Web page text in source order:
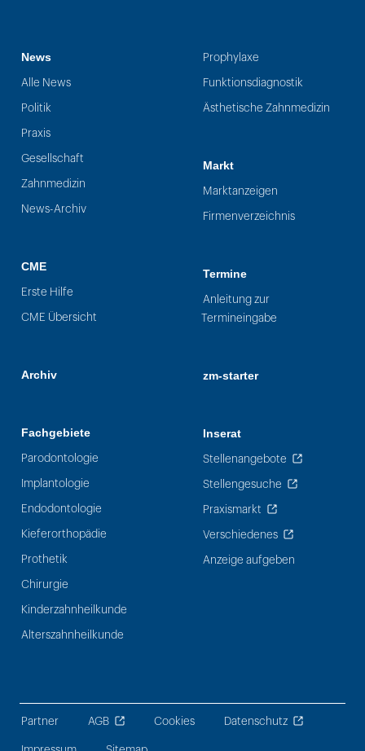
News
Alle News
Politik
Praxis
Gesellschaft
Zahnmedizin
News-Archiv
CME
Erste Hilfe
CME Übersicht
Archiv
Fachgebiete
Parodontologie
Implantologie
Endodontologie
Kieferorthopädie
Prothetik
Chirurgie
Kinderzahnheilkunde
Alterszahnheilkunde
Prophylaxe
Funktionsdiagnostik
Ästhetische Zahnmedizin
Markt
Marktanzeigen
Firmenverzeichnis
Termine
Anleitung zur
Termineingabe
zm-starter
Inserat
Stellenangebote
Stellengesuche
Praxismarkt
Verschiedenes
Anzeige aufgeben
Partner AGB Cookies Datenschutz